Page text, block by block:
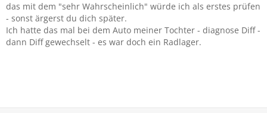
das mit dem "sehr Wahrscheinlich" würde ich als erstes prüfen
- sonst ärgerst du dich später.
Ich hatte das mal bei dem Auto meiner Tochter - diagnose Diff -
dann Diff gewechselt - es war doch ein Radlager.